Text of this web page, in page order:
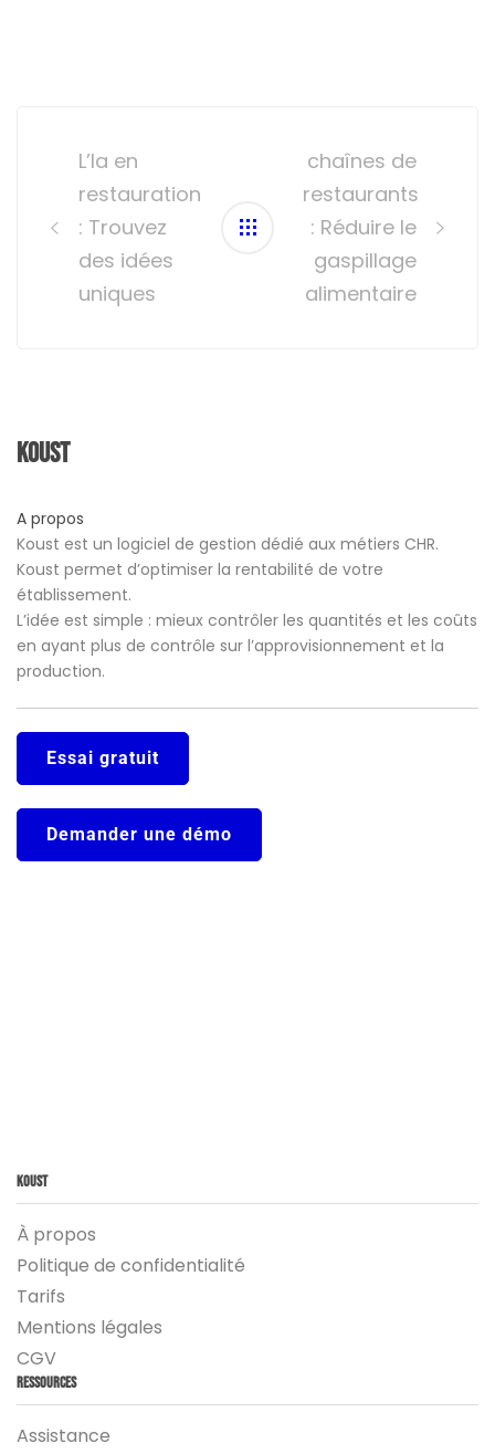
navigationL’Ia en
restauration
: Trouvez
des idées
uniques
chaînes de
restaurants
: Réduire le
gaspillage
alimentaire
Koust
A propos
Koust est un logiciel de gestion dédié aux métiers CHR.
Koust permet d’optimiser la rentabilité de votre
établissement.
L’idée est simple : mieux contrôler les quantités et les coûts
en ayant plus de contrôle sur l’approvisionnement et la
production.
Essai gratuit
Demander une démo
Koust
À propos
Politique de confidentialité
Tarifs
Mentions légales
CGV
Ressources
Assistance